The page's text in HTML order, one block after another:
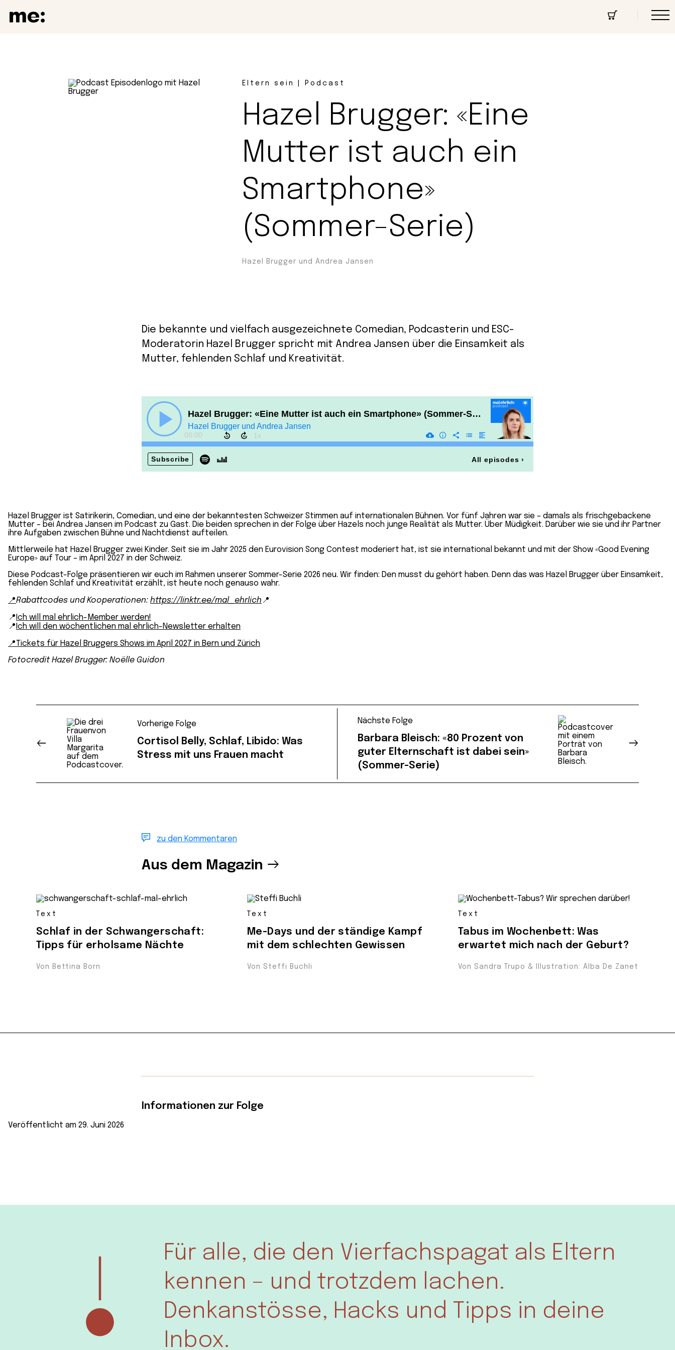
Community
Eltern sein | Podcast
Hazel Brugger: «Eine
Mutter ist auch ein
Smartphone»
(Sommer-Serie)
Hazel Brugger und Andrea Jansen
Die bekannte und vielfach ausgezeichnete Comedian, Podcasterin und ESC-
Moderatorin Hazel Brugger spricht mit Andrea Jansen über die Einsamkeit als
Mutter, fehlenden Schlaf und Kreativität.
Hazel Brugger ist Satirikerin, Comedian, und eine der bekanntesten Schweizer Stimmen auf internationalen Bühnen. Vor fünf Jahren war sie – damals als frischgebackene
Mutter – bei Andrea Jansen im Podcast zu Gast. Die beiden sprechen in der Folge über Hazels noch junge Realität als Mutter. Über Müdigkeit. Darüber wie sie und ihr Partner
ihre Aufgaben zwischen Bühne und Nachtdienst aufteilen.
Mittlerweile hat Hazel Brugger zwei Kinder. Seit sie im Jahr 2025 den Eurovision Song Contest moderiert hat, ist sie international bekannt und mit der Show «Good Evening
Europe» auf Tour – im April 2027 in der Schweiz.
Diese Podcast-Folge präsentieren wir euch im Rahmen unserer Sommer-Serie 2026 neu. Wir finden: Den musst du gehört haben. Denn das was Hazel Brugger über Einsamkeit,
fehlenden Schlaf und Kreativität erzählt, ist heute noch genauso wahr.
📍Rabattcodes und Kooperationen: https://linktr.ee/mal_ehrlich 📍
📍 Ich will mal ehrlich-Member werden!
📍 Ich will den wöchentlichen mal ehrlich-Newsletter erhalten
📍Tickets für Hazel Bruggers Shows im April 2027 in Bern und Zürich
Fotocredit Hazel Brugger: Noëlle Guidon
Vorherige Folge
Cortisol Belly, Schlaf, Libido: Was
Stress mit uns Frauen macht
Nächste Folge
Barbara Bleisch: «80 Prozent von
guter Elternschaft ist dabei sein»
(Sommer-Serie)
zu den Kommentaren
Aus dem Magazin
Text
Schlaf in der Schwangerschaft:
Tipps für erholsame Nächte
Von Bettina Born
Text
Me-Days und der ständige Kampf
mit dem schlechten Gewissen
Von Steffi Buchli
Text
Tabus im Wochenbett: Was
erwartet mich nach der Geburt?
Von Sandra Trupo & Illustration: Alba De Zanet
Informationen zur Folge
Veröffentlicht am 29. Juni 2026
Für alle, die den Vierfachspagat als Eltern
kennen – und trotzdem lachen.
Denkanstösse, Hacks und Tipps in deine
Inbox.